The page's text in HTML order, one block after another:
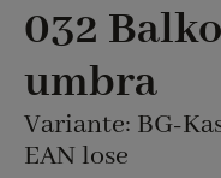
032
umbra
Variante: BG-
EAN lose